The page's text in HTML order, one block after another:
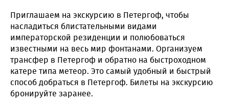
Приглашаем на экскурсию в Петергоф, чтобы
насладиться блистательными видами
императорской резиденции и полюбоваться
известными на весь мир фонтанами. Организуем
трансфер в Петергоф и обратно на быстроходном
катере типа метеор. Это самый удобный и быстрый
способ добраться в Петергоф. Билеты на экскурсию
бронируйте заранее.